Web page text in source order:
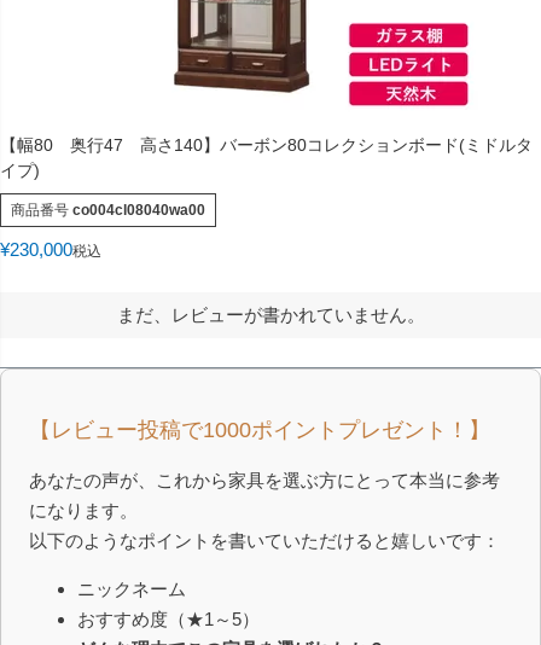
【幅80 奥行47 高さ140】バーボン80コレクションボード(ミドルタ
イプ)
商品番号 co004cl08040wa00
¥230,000税込
まだ、レビューが書かれていません。
【レビュー投稿で1000ポイントプレゼント！】
あなたの声が、これから家具を選ぶ方にとって本当に参考
になります。
以下のようなポイントを書いていただけると嬉しいです：
ニックネーム
おすすめ度（★1～5）